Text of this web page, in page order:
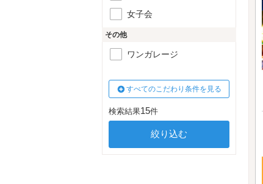
女子会
その他
ワンガレージ
すべてのこだわり条件を見る
検索結果15件